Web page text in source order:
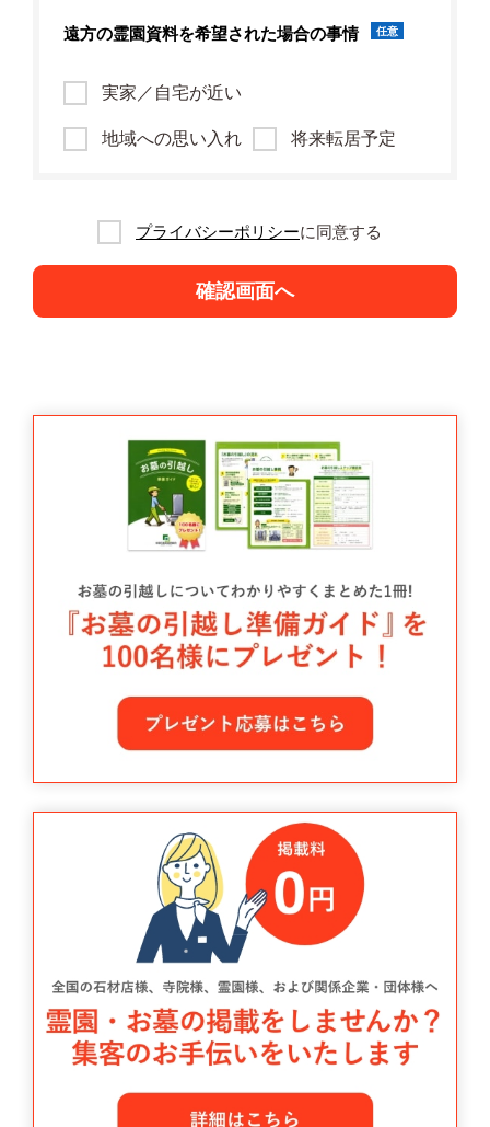
遠方の霊園資料を希望された場合の事情 任意
実家／自宅が近い
地域への思い入れ 将来転居予定
プライバシーポリシーに同意する
確認画面へ